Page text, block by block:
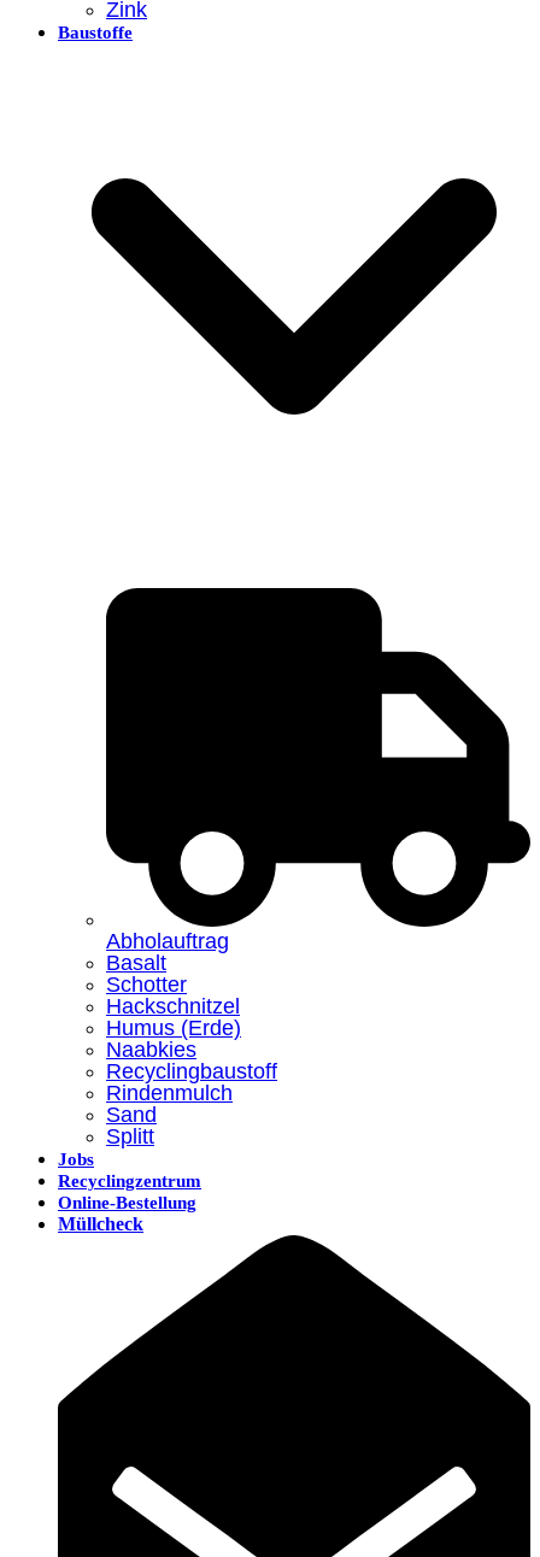
Zink
Baustoffe
Abholauftrag
Basalt
Schotter
Hackschnitzel
Humus (Erde)
Naabkies
Recyclingbaustoff
Rindenmulch
Sand
Splitt
Jobs
Recyclingzentrum
Online-Bestellung
Müllcheck